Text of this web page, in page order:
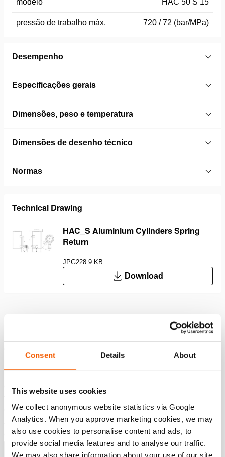
Consent Details About
This website uses cookies
We collect anonymous website statistics via Google
Analytics. When you approve marketing cookies, we may
also use cookies to personalise content and ads, to
provide social media features and to analyse our traffic.
We may also share information about your use of our site
pressão de trabalho máx. 720 / 72 (bar/MPa)
Desempenho
Especificações gerais
Dimensões, peso e temperatura
Dimensões de desenho técnico
Normas
Technical Drawing
HAC_S Aluminium Cylinders Spring
Return
JPG228.9 KB
Download
O pistão é especialmente revestido com uma camada
anodizada rígida, que lhe confere uma resistência
extrema ao desgaste e à corrosão
Mostrar mais